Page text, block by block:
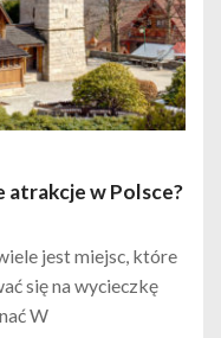
atrakcje w Polsce?
jest miejsc, które
się na wycieczkę
W